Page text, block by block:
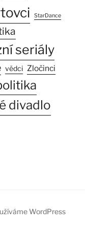
StarDance
seriály
vědci Zločinci
divadlo
WordPress